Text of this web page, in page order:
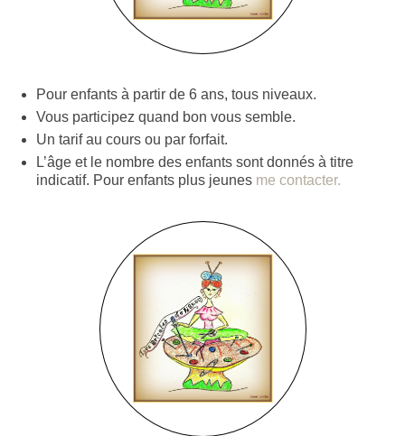
Pour enfants à partir de 6 ans, tous niveaux.
Vous participez quand bon vous semble.
Un tarif au cours ou par forfait.
L’âge et le nombre des enfants sont donnés à titre
indicatif. Pour enfants plus jeunes me contacter.